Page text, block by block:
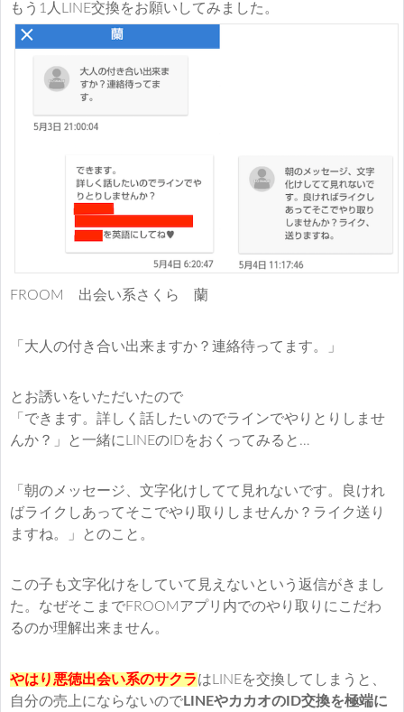
もう1人LINE交換をお願いしてみました。
FROOM 出会い系さくら 蘭
「大人の付き合い出来ますか？連絡待ってます。」
とお誘いをいただいたので
「できます。詳しく話したいのでラインでやりとりしませ
んか？」と一緒にLINEのIDをおくってみると…
「朝のメッセージ、文字化けしてて見れないです。良けれ
ばライクしあってそこでやり取りしませんか？ライク送り
ますね。」とのこと。
この子も文字化けをしていて見えないという返信がきまし
た。なぜそこまでFROOMアプリ内でのやり取りにこだわ
るのか理解出来ません。
やはり悪徳出会い系のサクラはLINEを交換してしまうと、
自分の売上にならないのでLINEやカカオのID交換を極端に